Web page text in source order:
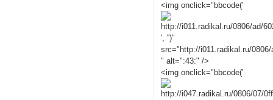
<img onclick="bbcode('
', '')"
src="http://i011.radikal.ru/
" alt=":43:" />
<img onclick="bbcode('